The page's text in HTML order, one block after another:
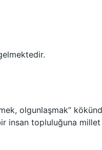
insan topluluğuna